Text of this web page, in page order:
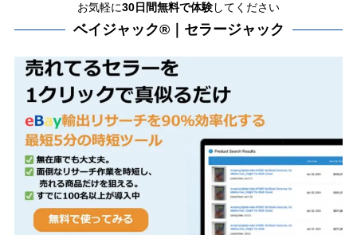
お気軽に30日間無料で体験してください
ベイジャック®｜セラージャック